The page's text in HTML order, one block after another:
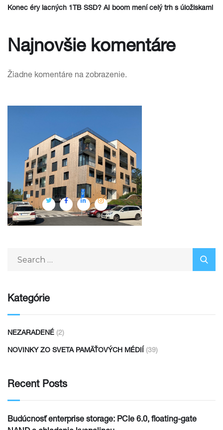
Konec éry lacných 1TB SSD? AI boom mení celý trh s úložiskami
Najnovšie komentáre
Žiadne komentáre na zobrazenie.
Kategórie
NEZARADENÉ (2)
NOVINKY ZO SVETA PAMÄŤOVÝCH MÉDIÍ (39)
Recent Posts
Budúcnosť enterprise storage: PCIe 6.0, floating-gate